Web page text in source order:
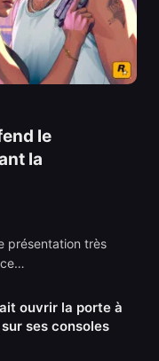
le
la
présentation très
ouvrir la porte à
ses consoles